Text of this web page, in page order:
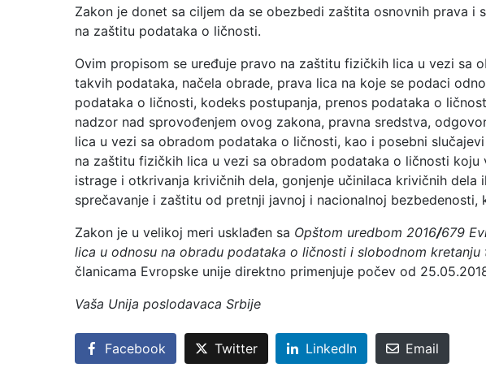
Zakon je donet sa ciljem da se obezbedi zaštita osnovnih prava
na zaštitu podataka o ličnosti.
Ovim propisom se uređuje pravo na zaštitu fizičkih lica u vezi sa
takvih podataka, načela obrade, prava lica na koje se podaci
podataka o ličnosti, kodeks postupanja, prenos podataka o
nadzor nad sprovođenjem ovog zakona, pravna sredstva,
lica u vezi sa obradom podataka o ličnosti, kao i posebni
na zaštitu fizičkih lica u vezi sa obradom podataka o ličnosti koju
istrage i otkrivanja krivičnih dela, gonjenje učinilaca krivičnih dela
sprečavanje i zaštitu od pretnji javnoj i nacionalnoj
Zakon je u velikoj meri usklađen sa Opštom uredbom 2016/679
lica u odnosu na obradu podataka o ličnosti i slobodnom kretanju
članicama Evropske unije direktno primenjuje počev od
Vaša Unija poslodavaca Srbije
Facebook Twitter LinkedIn Email